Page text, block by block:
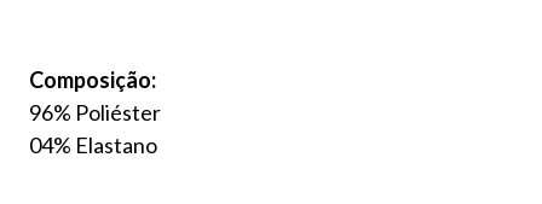
Composição:
96% Poliéster
04% Elastano